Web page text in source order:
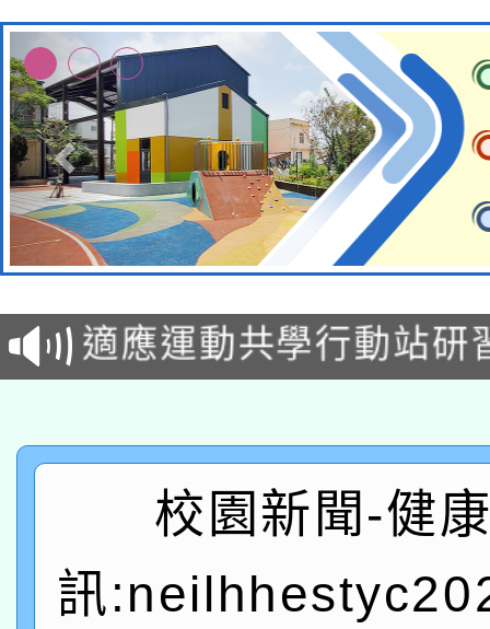
本校115學年度第2次
招甄選結果公告(無人
適應運動共學行動站研
本館辦理115年度閱讀
暨閱讀推動專業研習
科技賦能─人工智慧
礎課程
A3數位素養講師名單
「數位內容與教學軟
pilot」
有關大陸委員會函釋公
校園新聞-健
訊